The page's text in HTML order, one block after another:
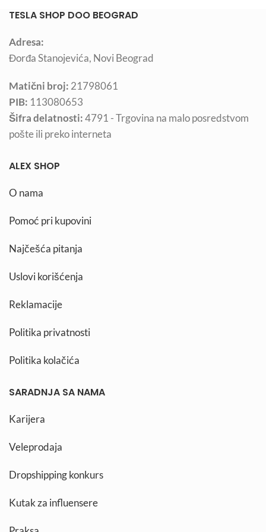
TESLA SHOP DOO BEOGRAD
Adresa:
Đorđa Stanojevića, Novi Beograd
Matični broj: 21798061
PIB: 113080653
Šifra delatnosti:4791 - Trgovina na malo posredstvom
pošte ili preko interneta
ALEX SHOP
O nama
Pomoć pri kupovini
Najčešća pitanja
Uslovi korišćenja
Reklamacije
Politika privatnosti
Politika kolačića
SARADNJA SA NAMA
Karijera
Veleprodaja
Dropshipping konkurs
Kutak za influensere